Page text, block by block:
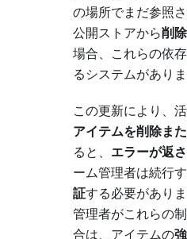
の場所でまだ参照
公開ストアから削
場合、これらの依
るシステムがあり
この更新により、
アイテムを削除ま
ると、 エラーが返
ーム管理者は続行
証する必要があり
管理者がこれらの
合は、アイテムの